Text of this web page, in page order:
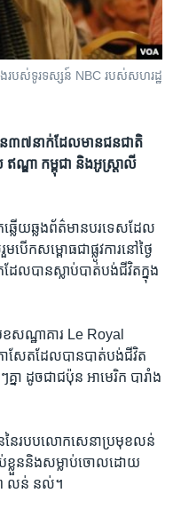
របស់​ទូរទស្សន៍​ NBC ​របស់​សហ​រដ្ឋ​
៣៧​នាក់​ដែលមាន​ជនជាតិ​
ឥណ្ឌា​ កម្ពុជា ​និង​អូស្ត្រាលី​
ឆ្លើយឆ្លង​ព័ត៌មាន​បរទេស​ដែល​
សម្ពោធ​ជា​ផ្លូវការ​នៅ​ថ្ងៃ​
ត​ដែល​បាន​ស្លាប់បាត់​បង់​ជីវិត​ក្នុង​
សណ្ឋាគារ ​Le Royal
ាសែត​ដែល​បាន​បាត់​បង់ជីវិត​
ដូចជា​ជប៉ុន ​អាមេរិក ​បារាំង
នៃ​របប​លោក​សេនា​ប្រមុខ​លន់
ប់ខ្លួន​និង​សម្លាប់​ចោល​ដោយ​
ព លន់ នល់។